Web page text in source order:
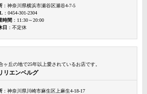
：神奈川県横浜市瀬谷区瀬谷4-7-5
：0454-301-2304
時間 ：11:30～20:00
日 ：不定休
ヶ丘の地で25年以上愛されているお店です。
リエンベルグ
：神奈川県川崎市麻生区上麻生4-18-17